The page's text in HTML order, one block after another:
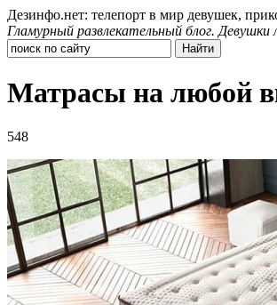
Дезинфо.нет: телепорт в мир девушек,
Гламурный развлекательный блог.
Матрасы на любой
548